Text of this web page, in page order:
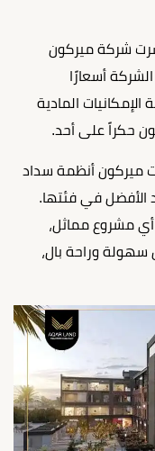
شركة ميركون
أسعارًا
المادية
حكراً على أحد.
ميركون أنظمة سداد
الأفضل في فئتها.
أي مشروع مماثل،
سهولة وراحة بال،